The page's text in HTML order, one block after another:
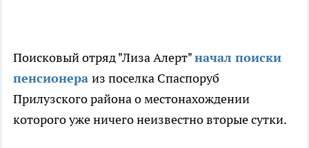
Поисковый отряд "Лиза Алерт"начал поиски
пенсионера из поселка Спаспоруб
Прилузского района о местонахождении
которого уже ничего неизвестно вторые сутки.